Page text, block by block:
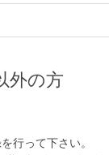
外の方
行って下さい。